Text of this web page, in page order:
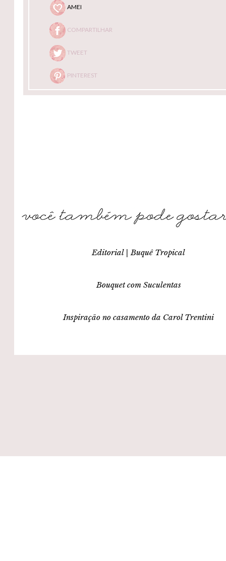
AMEI
COMPARTILHAR
TWEET
PINTEREST
Editorial | Buquê Tropical
Bouquet com Suculentas
Inspiração no casamento da Carol Trentini